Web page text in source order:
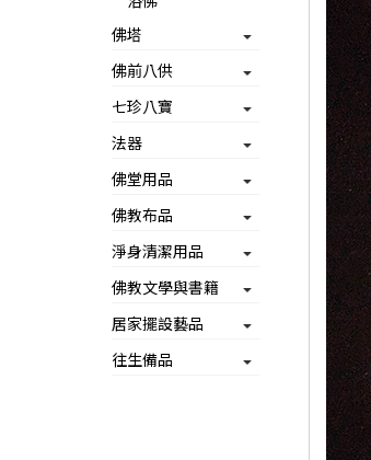
佛塔
佛前八供
七珍八寶
法器
佛堂用品
佛教布品
淨身清潔用品
佛教文學與書籍
居家擺設藝品
往生備品